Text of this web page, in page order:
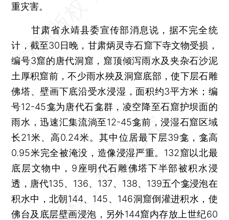
重灾害。
甘肃省永靖县委宣传部消息说，据不完全统
计，截至30日晚，甘肃炳灵寺石窟下寺文物受损，
编号3窟的唐代洞窟，窟顶倾泻雨水及夹杂石沙泥
土厚积窟前，不少雨水殃及洞窟底部，使下层石雕
佛塔、壁画下底沿受水浸湿，面积约3平方米；编
号12-45龛为唐代石龛群，凌空降至石窟护坝面的
雨水，迅速汇集流淌至12-45龛前，浸湿石窟区域
长21米、高0.24米。其中位居最下层39龛，龛高
0.95米完全被淹没，造像浸湿严重。132窟以北最
底层文物中，9座明代石雕佛塔下半部被积水浸
透，唐代135、136、137、138、139五个龛浸泡在
积水中，北朝144、145、146洞窟倒灌进积水，使
佛台及底层壁画浸泡，另外144窟内存放上世纪60